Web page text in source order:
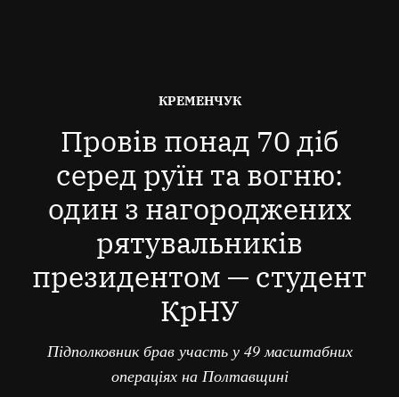
ОПУБЛІКОВАНО
КРЕМЕНЧУК
Провів понад 70 діб
серед руїн та вогню:
один з нагороджених
рятувальників
президентом — студент
КрНУ
Підполковник брав участь у 49 масштабних
операціях на Полтавщині